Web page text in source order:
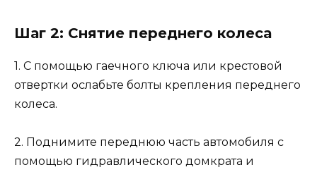
Шаг 2: Снятие переднего колеса
1. С помощью гаечного ключа или крестовой
отвертки ослабьте болты крепления переднего
колеса.
2. Поднимите переднюю часть автомобиля с
помощью гидравлического домкрата и